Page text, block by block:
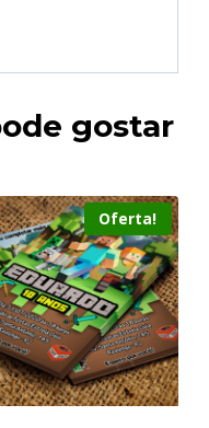
gostar
Oferta!